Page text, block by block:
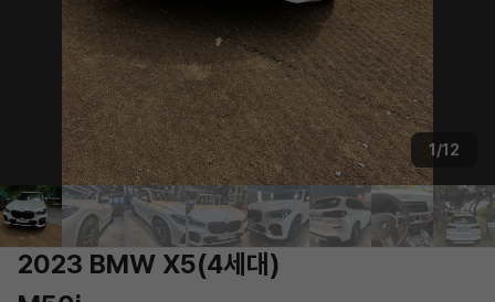
1/12
2023 BMW X5(4세대)